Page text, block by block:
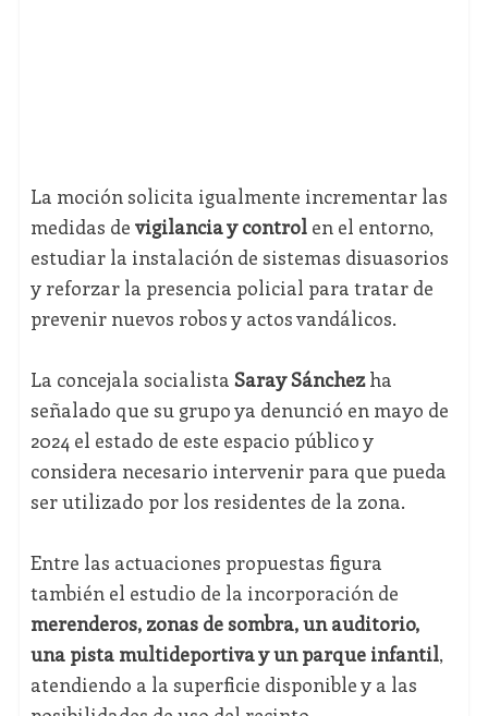
La moción solicita igualmente incrementar las
medidas de vigilancia y controlen el entorno,
estudiar la instalación de sistemas disuasorios
y reforzar la presencia policial para tratar de
prevenir nuevos robos y actos vandálicos.
La concejala socialista Saray Sánchezha
señalado que su grupo ya denunció en mayo de
2024 el estado de este espacio público y
considera necesario intervenir para que pueda
ser utilizado por los residentes de la zona.
Entre las actuaciones propuestas figura
también el estudio de la incorporación de
merenderos, zonas de sombra, un auditorio,
una pista multideportiva y un parque infantil,
atendiendo a la superficie disponible y a las